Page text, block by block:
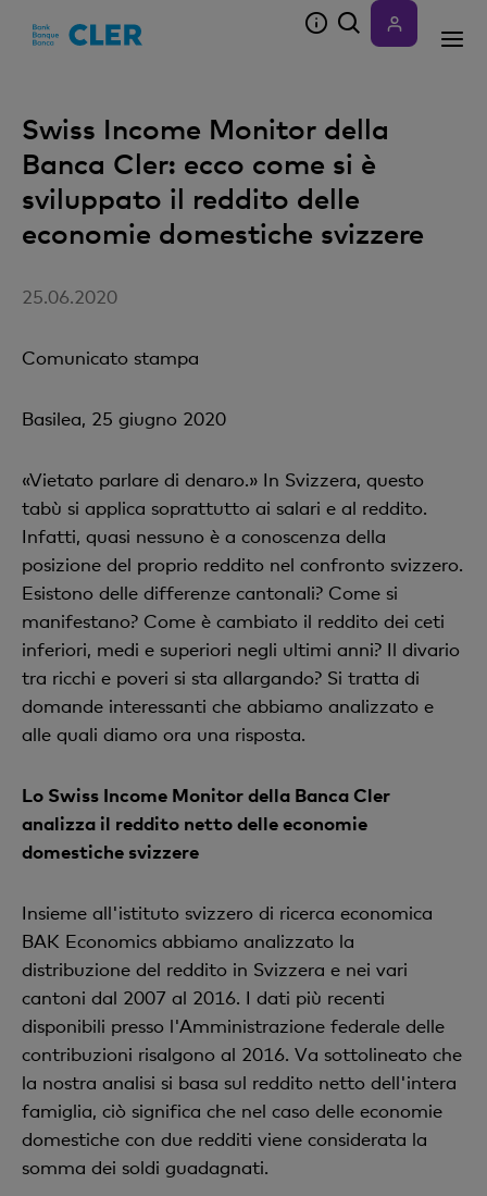
Swiss Income Monitor della
Banca Cler: ecco come si è
sviluppato il reddito delle
economie domestiche svizzere
25.06.2020
Comunicato stampa
Basilea, 25 giugno 2020
«Vietato parlare di denaro.» In Svizzera, questo
tabù si applica soprattutto ai salari e al reddito.
Infatti, quasi nessuno è a conoscenza della
posizione del proprio reddito nel confronto svizzero.
Esistono delle differenze cantonali? Come si
manifestano? Come è cambiato il reddito dei ceti
inferiori, medi e superiori negli ultimi anni? Il divario
tra ricchi e poveri si sta allargando? Si tratta di
domande interessanti che abbiamo analizzato e
alle quali diamo ora una risposta.
Lo Swiss Income Monitor della Banca Cler
analizza il reddito netto delle economie
domestiche svizzere
Insieme all'istituto svizzero di ricerca economica
BAK Economics abbiamo analizzato la
distribuzione del reddito in Svizzera e nei vari
cantoni dal 2007 al 2016. I dati più recenti
disponibili presso l'Amministrazione federale delle
contribuzioni risalgono al 2016. Va sottolineato che
la nostra analisi si basa sul reddito netto dell'intera
famiglia, ciò significa che nel caso delle economie
domestiche con due redditi viene considerata la
somma dei soldi guadagnati.